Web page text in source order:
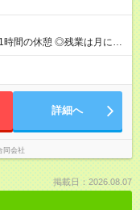
時間の休憩 ◎残業は月に
18:00で働いていただき
詳細へ
同会社
掲載日：2026.08.07